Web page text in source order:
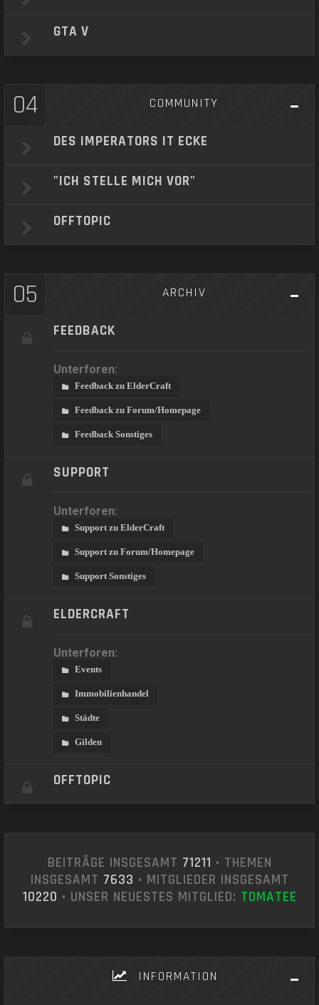
GTA V
04 COMMUNITY
DES IMPERATORS IT ECKE
"ICH STELLE MICH VOR"
OFFTOPIC
05 ARCHIV
FEEDBACK
Unterforen:
Feedback zu ElderCraft
Feedback zu Forum/Homepage
Feedback Sonstiges
SUPPORT
Unterforen:
Support zu ElderCraft
Support zu Forum/Homepage
Support Sonstiges
ELDERCRAFT
Unterforen:
Events
Immobilienhandel
Städte
Gilden
OFFTOPIC
BEITRÄGE INSGESAMT 71211 • THEMEN
INSGESAMT 7633 • MITGLIEDER INSGESAMT
10220 • UNSER NEUESTES MITGLIED: T0MATEE
INFORMATION